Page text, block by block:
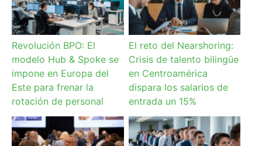
Revolución BPO: El
modelo Hub & Spoke se
impone en Europa del
Este para frenar la
rotación de personal
El reto del Nearshoring:
Crisis de talento bilingüe
en Centroamérica
dispara los salarios de
entrada un 15%